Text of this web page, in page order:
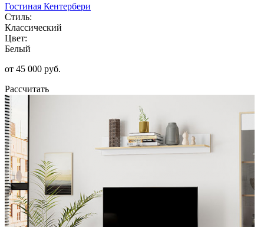
Гостиная Кентербери
Стиль:
Классический
Цвет:
Белый
от 45 000 руб.
Рассчитать